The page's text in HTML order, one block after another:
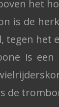
het
is de
tegen het
is
de